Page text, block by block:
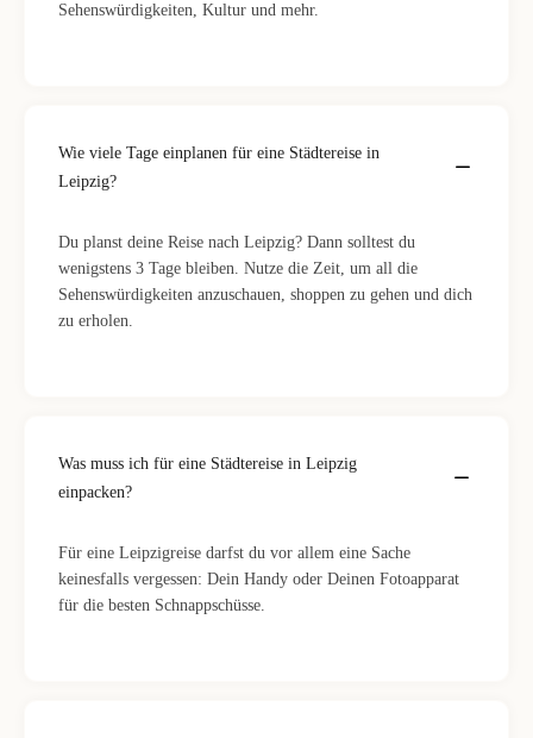
Sehenswürdigkeiten, Kultur und mehr.
Wie viele Tage einplanen für eine Städtereise in
Leipzig?
Du planst deine Reise nach Leipzig? Dann solltest du
wenigstens 3 Tage bleiben. Nutze die Zeit, um all die
Sehenswürdigkeiten anzuschauen, shoppen zu gehen und dich
zu erholen.
Was muss ich für eine Städtereise in Leipzig
einpacken?
Für eine Leipzigreise darfst du vor allem eine Sache
keinesfalls vergessen: Dein Handy oder Deinen Fotoapparat
für die besten Schnappschüsse.